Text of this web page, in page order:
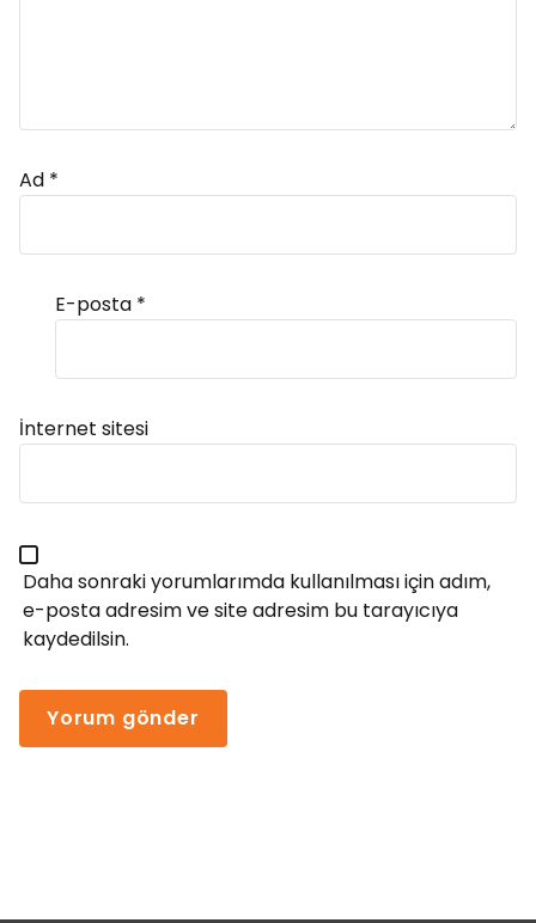
Ad *
E-posta *
İnternet sitesi
Daha sonraki yorumlarımda kullanılması için adım,
e-posta adresim ve site adresim bu tarayıcıya
kaydedilsin.
Alternative: